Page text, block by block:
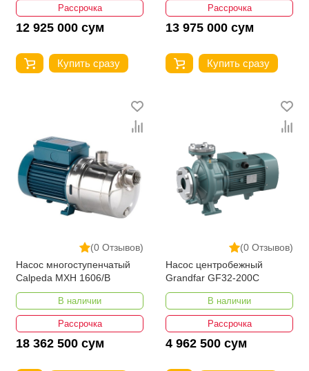
Рассрочка
12 925 000 сум
Купить сразу
Рассрочка
13 975 000 сум
Купить сразу
(0 Отзывов)
Насос многоступенчатый
Calpeda MXH 1606/B
В наличии
Рассрочка
18 362 500 сум
(0 Отзывов)
Насос центробежный
Grandfar GF32-200C
В наличии
Рассрочка
4 962 500 сум